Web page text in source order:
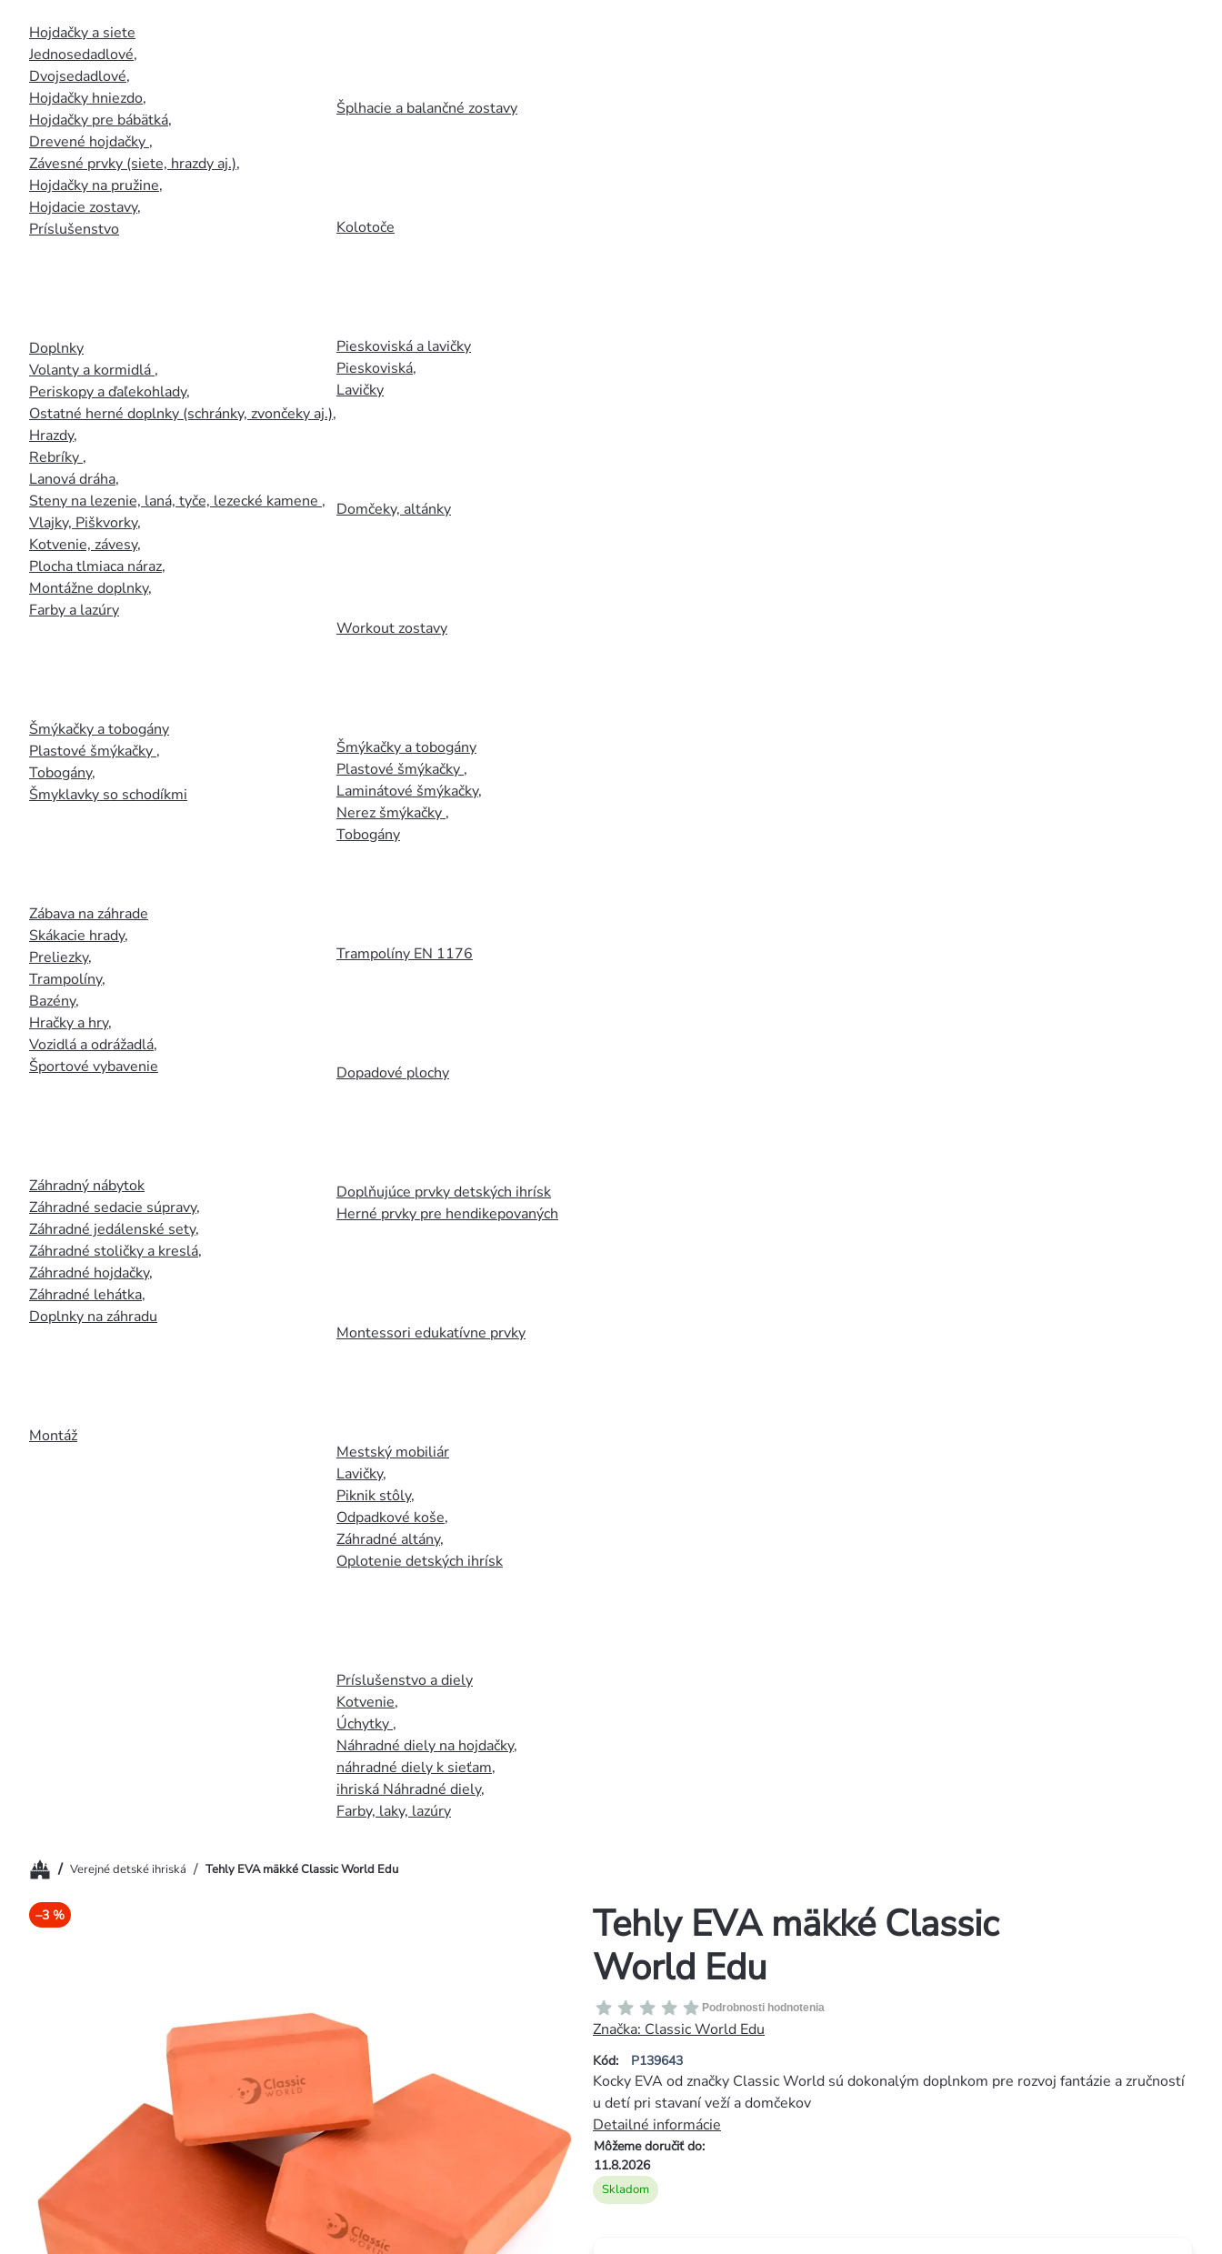
Hojdačky a siete
Jednosedadlové,
Dvojsedadlové,
Hojdačky hniezdo,
Hojdačky pre bábätká,
Drevené hojdačky ,
Závesné prvky (siete, hrazdy aj.),
Hojdačky na pružine,
Hojdacie zostavy,
Príslušenstvo
Doplnky
Volanty a kormidlá ,
Periskopy a ďaľekohlady,
Ostatné herné doplnky (schránky, zvončeky aj.),
Hrazdy,
Rebríky ,
Lanová dráha,
Steny na lezenie, laná, tyče, lezecké kamene ,
Vlajky, Piškvorky,
Kotvenie, závesy,
Plocha tlmiaca náraz,
Montážne doplnky,
Farby a lazúry
Šmýkačky a tobogány
Plastové šmýkačky ,
Tobogány,
Šmyklavky so schodíkmi
Zábava na záhrade
Skákacie hrady,
Preliezky,
Trampolíny,
Bazény,
Hračky a hry,
Vozidlá a odrážadlá,
Športové vybavenie
Záhradný nábytok
Záhradné sedacie súpravy,
Záhradné jedálenské sety,
Záhradné stoličky a kreslá,
Záhradné hojdačky,
Záhradné lehátka,
Doplnky na záhradu
Montáž
Šplhacie a balančné zostavy
Kolotoče
Pieskoviská a lavičky
Pieskoviská,
Lavičky
Domčeky, altánky
Workout zostavy
Šmýkačky a tobogány
Plastové šmýkačky ,
Laminátové šmýkačky,
Nerez šmýkačky ,
Tobogány
Trampolíny EN 1176
Dopadové plochy
Doplňujúce prvky detských ihrísk
Herné prvky pre hendikepovaných
Montessori edukatívne prvky
Mestský mobiliár
Lavičky,
Piknik stôly,
Odpadkové koše,
Záhradné altány,
Oplotenie detských ihrísk
Príslušenstvo a diely
Kotvenie,
Úchytky ,
Náhradné diely na hojdačky,
náhradné diely k sieťam,
ihriská Náhradné diely,
Farby, laky, lazúry
Domov
/ Verejné detské ihriská / Tehly EVA mäkké Classic World Edu
–3 %
Tehly EVA mäkké Classic
World Edu
Kód: P139643
Priemerné
hodnotenie
produktu
je
0,0
z
5
hviezdičiek.
Podrobnosti hodnotenia
Značka: Classic World Edu
Skladom
Môžeme doručiť do:
11.8.2026
Kocky EVA od značky Classic World sú dokonalým doplnkom pre rozvoj fantázie a zručností
u detí pri stavaní veží a domčekov
Detailné informácie